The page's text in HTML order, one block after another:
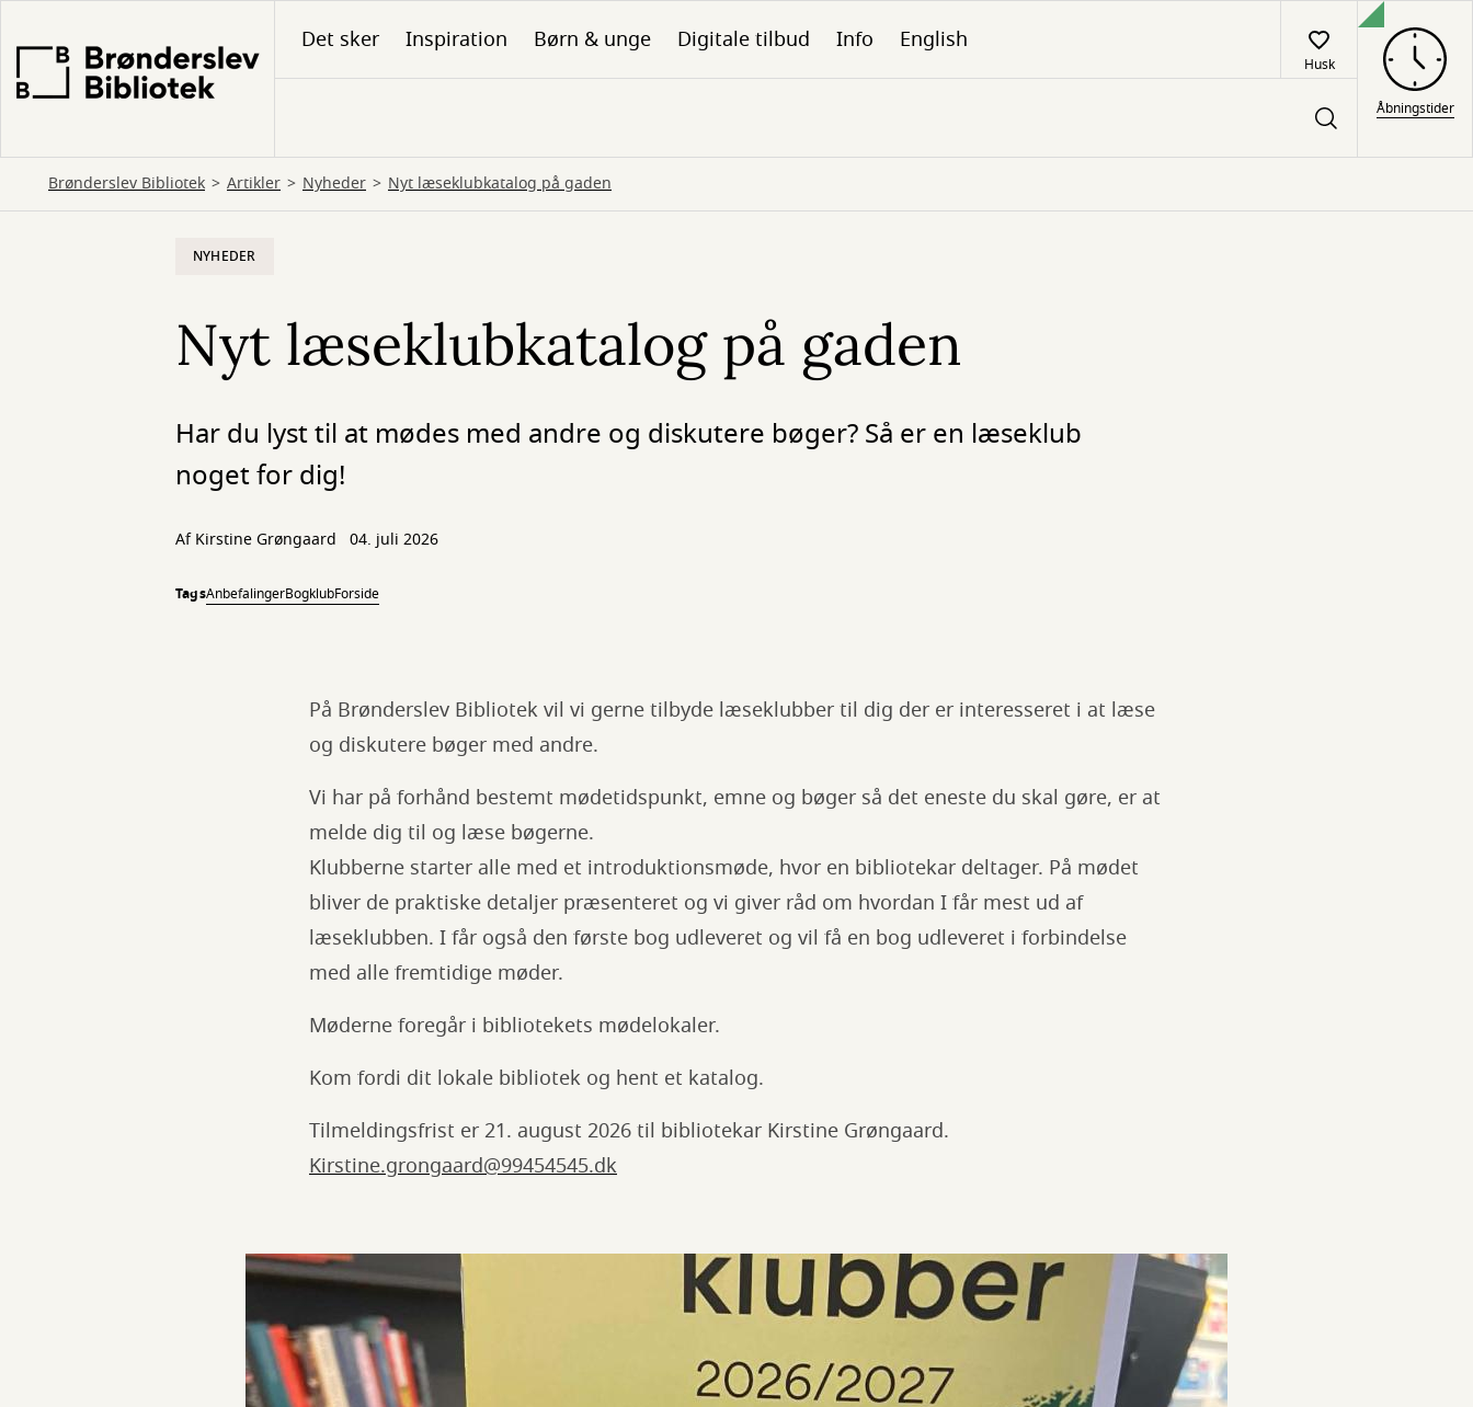
hovedindhold
Det sker Inspiration Børn & unge Digitale tilbud Info English
Husk
Åbningstider
Brønderslev Bibliotek Artikler Nyheder Nyt læseklubkatalog på gaden
NYHEDER
Nyt læseklubkatalog på gaden
Har du lyst til at mødes med andre og diskutere bøger? Så er en læseklub
noget for dig!
AfKirstine Grøngaard 04. juli 2026
TagsAnbefalingerBogklubForside
På Brønderslev Bibliotek vil vi gerne tilbyde læseklubber til dig der er interesseret i at læse
og diskutere bøger med andre.
Vi har på forhånd bestemt mødetidspunkt, emne og bøger så det eneste du skal gøre, er at
melde dig til og læse bøgerne.
Klubberne starter alle med et introduktionsmøde, hvor en bibliotekar deltager. På mødet
bliver de praktiske detaljer præsenteret og vi giver råd om hvordan I får mest ud af
læseklubben. I får også den første bog udleveret og vil få en bog udleveret i forbindelse
med alle fremtidige møder.
Møderne foregår i bibliotekets mødelokaler.
Kom fordi dit lokale bibliotek og hent et katalog.
Tilmeldingsfrist er 21. august 2026 til bibliotekar Kirstine Grøngaard.
Kirstine.grongaard@99454545.dk